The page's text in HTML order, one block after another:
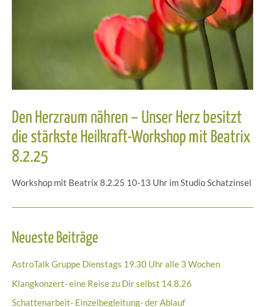
Den Herzraum nähren – Unser Herz besitzt
die stärkste Heilkraft-Workshop mit Beatrix
8.2.25
Workshop mit Beatrix 8.2.25 10-13 Uhr im Studio Schatzinsel
Neueste Beiträge
AstroTalk Gruppe Dienstags 19.30 Uhr alle 3 Wochen
Klangkonzert- eine Reise zu Dir selbst 14.8.26
Schattenarbeit- Einzelbegleitung- der Ablauf